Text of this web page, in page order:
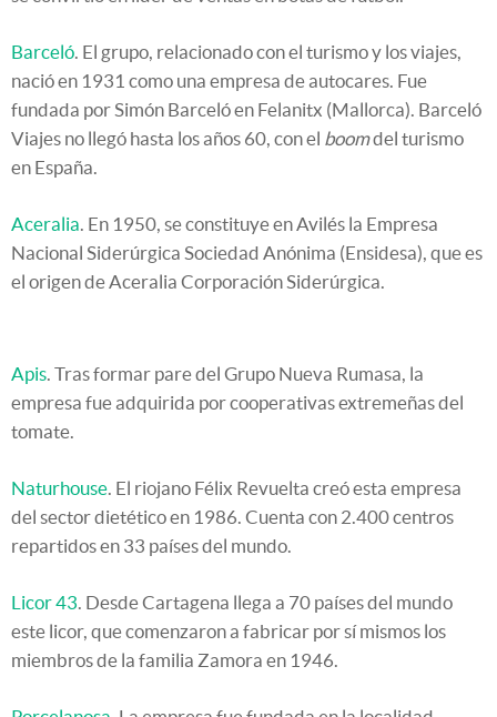
Barceló. El grupo, relacionado con el turismo y los viajes,
nació en 1931 como una empresa de autocares. Fue
fundada por Simón Barceló en Felanitx (Mallorca). Barceló
Viajes no llegó hasta los años 60, con el boomdel turismo
en España.
Aceralia. En 1950, se constituye en Avilés la Empresa
Nacional Siderúrgica Sociedad Anónima (Ensidesa), que es
el origen de Aceralia Corporación Siderúrgica.
Apis. Tras formar pare del Grupo Nueva Rumasa, la
empresa fue adquirida por cooperativas extremeñas del
tomate.
Naturhouse. El riojano Félix Revuelta creó esta empresa
del sector dietético en 1986. Cuenta con 2.400 centros
repartidos en 33 países del mundo.
Licor 43. Desde Cartagena llega a 70 países del mundo
este licor, que comenzaron a fabricar por sí mismos los
miembros de la familia Zamora en 1946.